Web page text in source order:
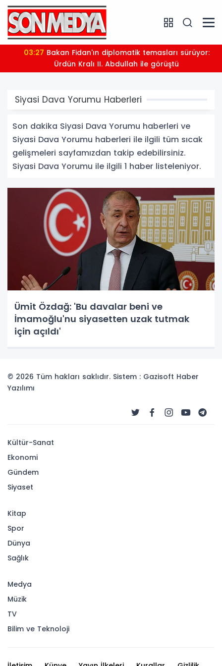
03:27Bakan Fidan'ın diplomatik temasları sürüyor:
Ürdün Kralı II. Abdullah ile görüştü
Siyasi Dava Yorumu Haberleri
Son dakika Siyasi Dava Yorumu haberleri ve
Siyasi Dava Yorumu haberleri ile ilgili tüm sıcak
gelişmeleri sayfamızdan takip edebilirsiniz.
Siyasi Dava Yorumu ile ilgili 1 haber listeleniyor.
Ümit Özdağ: 'Bu davalar beni ve
İmamoğlu'nu siyasetten uzak tutmak
için açıldı'
© 2026 Tüm hakları saklıdır. Sistem : Gazisoft Haber
Yazılımı
Kültür-Sanat
Ekonomi
Gündem
Siyaset
Kitap
Spor
Dünya
Sağlık
Medya
Müzik
TV
Bilim ve Teknoloji